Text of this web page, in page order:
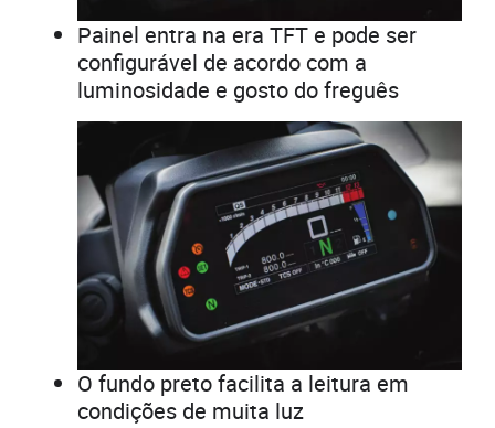
Painel entra na era TFT e pode ser
configurável de acordo com a
luminosidade e gosto do freguês
O fundo preto facilita a leitura em
condições de muita luz